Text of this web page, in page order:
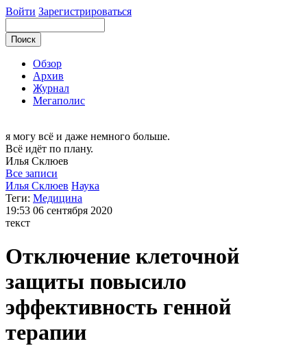
Войти Зарегистрироваться
Обзор
Архив
Журнал
Мегаполис
я могу всё и даже немного больше.
Всё идёт по плану.
Илья Склюев
Все записи
Илья Склюев Наука
Теги: Медицина
19:53 06 сентября 2020
текст
Отключение клеточной
защиты повысило
эффективность генной
терапии